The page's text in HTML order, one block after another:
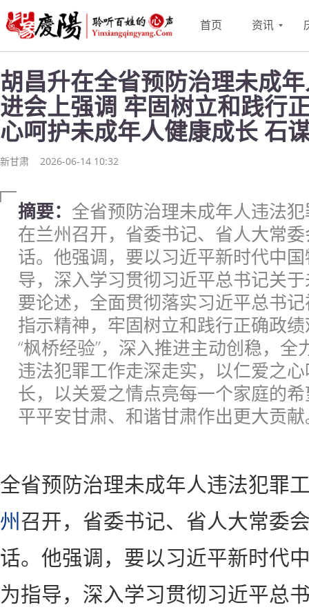
首页 资讯
胡昌升在全省预防治理未成
进会上强调 牢固树立和践行
心呵护未成年人健康成长 石
新甘肃 2026-06-14 10:32
摘要： 全省预防治理未成年人违法
在兰州召开，省委书记、省人大常
话。他强调，要以习近平新时代中
导，深入学习贯彻习近平总书记关
要论述，全面贯彻落实习近平总书
指示精神，牢固树立和践行正确政
“枫桥经验”，深入推进主动创稳，
违法犯罪工作走深走实，以仁爱之
长，以关爱之情点亮每一个家庭的
平平安甘肃、和谐甘肃作出更大贡
全省预防治理未成年人违法犯罪
州召开，省委书记、省人大常委
话。他强调，要以习近平新时代
为指导，深入学习贯彻习近平总